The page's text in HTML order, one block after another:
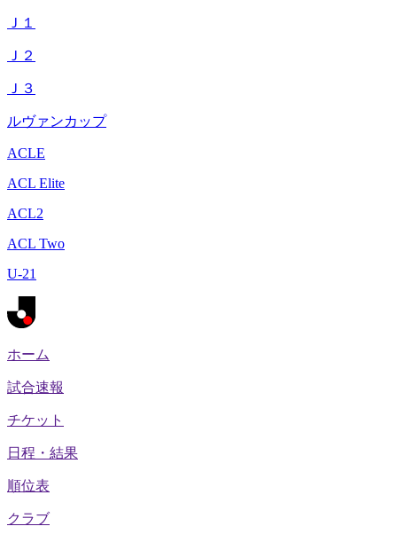
Ｊ１
Ｊ２
Ｊ３
ルヴァンカップ
ACLE
ACL Elite
ACL2
ACL Two
U-21
ホーム
試合速報
チケット
日程・結果
順位表
クラブ